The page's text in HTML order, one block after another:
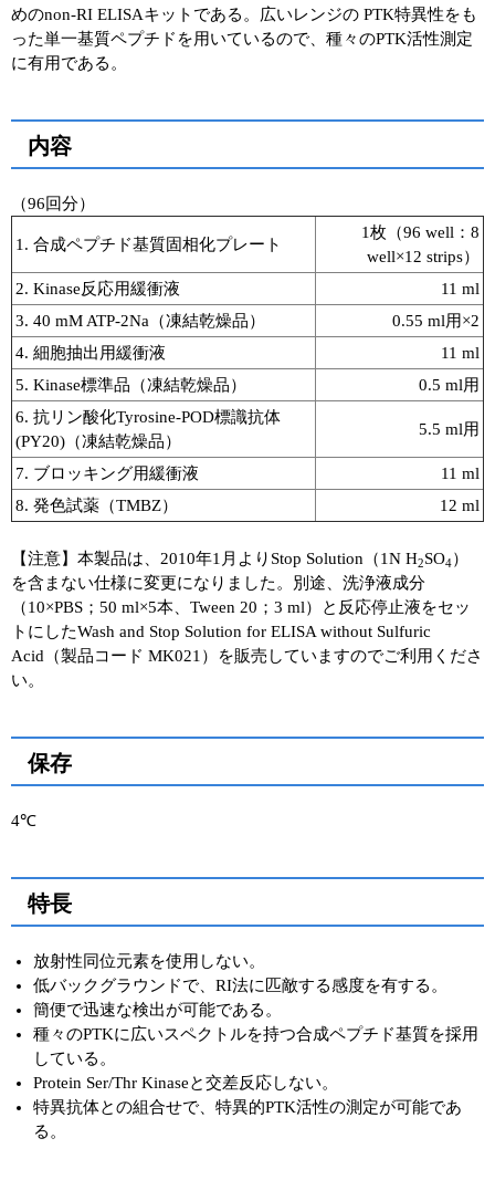
アプリケーションノート
ユーザーズボイス集
Q&A
めのnon-RI ELISAキットである。広いレンジの PTK特異性をも
った単一基質ペプチドを用いているので、種々のPTK活性測定
に有用である。
内容
（96回分）
1. 合成ペプチド基質固相化プレート
1枚（96 well：8
well×12 strips）
2. Kinase反応用緩衝液
11 ml
3. 40 mM ATP-2Na（凍結乾燥品）
0.55 ml用×2
4. 細胞抽出用緩衝液
11 ml
5. Kinase標準品（凍結乾燥品）
0.5 ml用
6. 抗リン酸化Tyrosine-POD標識抗体
(PY20)（凍結乾燥品）
5.5 ml用
7. ブロッキング用緩衝液
11 ml
8. 発色試薬（TMBZ）
12 ml
【注意】本製品は、2010年1月よりStop Solution（1N H2SO4）
を含まない仕様に変更になりました。別途、洗浄液成分
（10×PBS；50 ml×5本、Tween 20；3 ml）と反応停止液をセッ
トにしたWash and Stop Solution for ELISA without Sulfuric
Acid（製品コード MK021）を販売していますのでご利用くださ
い。
保存
4℃
特長
放射性同位元素を使用しない。
低バックグラウンドで、RI法に匹敵する感度を有する。
簡便で迅速な検出が可能である。
種々のPTKに広いスペクトルを持つ合成ペプチド基質を採用
している。
Protein Ser/Thr Kinaseと交差反応しない。
特異抗体との組合せで、特異的PTK活性の測定が可能であ
る。